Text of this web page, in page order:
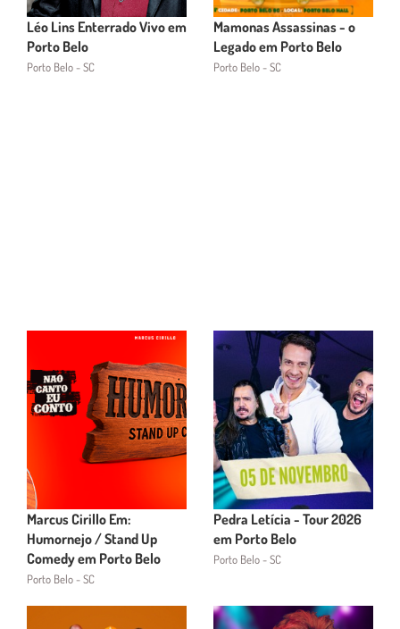
Léo Lins Enterrado Vivo em
Porto Belo
Porto Belo - SC
Mamonas Assassinas - o
Legado em Porto Belo
Porto Belo - SC
Marcus Cirillo Em:
Humornejo / Stand Up
Comedy em Porto Belo
Porto Belo - SC
Pedra Letícia - Tour 2026
em Porto Belo
Porto Belo - SC